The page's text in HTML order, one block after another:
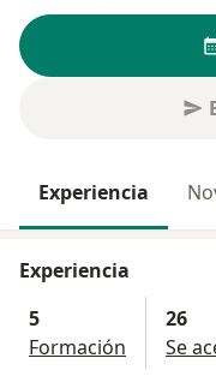
Experiencia
Experiencia
5
Formación
26
Se